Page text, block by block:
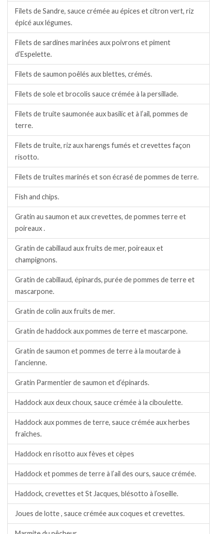
Filets de Sandre, sauce crémée au épices et citron vert, riz
épicé aux légumes.
Filets de sardines marinées aux poivrons et piment
d’Espelette.
Filets de saumon poêlés aux blettes, crémés.
Filets de sole et brocolis sauce crémée à la persillade.
Filets de truite saumonée aux basilic et à l’ail, pommes de
terre.
Filets de truite, riz aux harengs fumés et crevettes façon
risotto.
Filets de truites marinés et son écrasé de pommes de terre.
Fish and chips.
Gratin au saumon et aux crevettes, de pommes terre et
poireaux .
Gratin de cabillaud aux fruits de mer, poireaux et
champignons.
Gratin de cabillaud, épinards, purée de pommes de terre et
mascarpone.
Gratin de colin aux fruits de mer.
Gratin de haddock aux pommes de terre et mascarpone.
Gratin de saumon et pommes de terre à la moutarde à
l’ancienne.
Gratin Parmentier de saumon et d’épinards.
Haddock aux deux choux, sauce crémée à la ciboulette.
Haddock aux pommes de terre, sauce crémée aux herbes
fraîches.
Haddock en risotto aux fèves et cèpes
Haddock et pommes de terre à l’ail des ours, sauce crémée.
Haddock, crevettes et St Jacques, blésotto à l’oseille.
Joues de lotte , sauce crémée aux coques et crevettes.